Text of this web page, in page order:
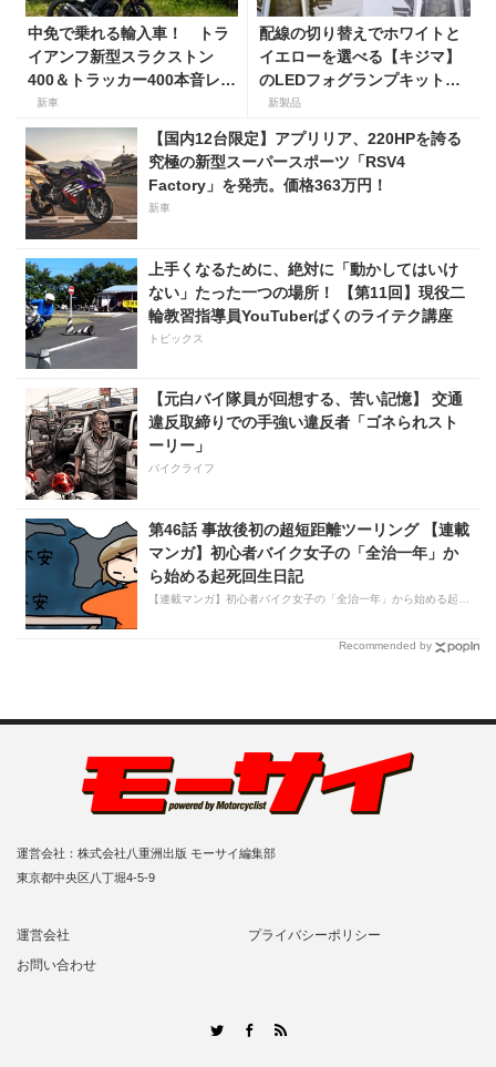
中免で乗れる輸入車！ トラ
イアンフ新型スラクストン
400＆トラッカー400本音レビ
ュー【身長154cmの足着き
は？】
新車
配線の切り替えでホワイトと
イエローを選べる【キジマ】
のLEDフォグランプキットに
ホンダ ダックス／グロム用が
登場
新製品
【国内12台限定】アプリリア、220HPを誇る
究極の新型スーパースポーツ「RSV4
Factory」を発売。価格363万円！
新車
上手くなるために、絶対に「動かしてはいけ
ない」たった一つの場所！ 【第11回】現役二
輪教習指導員YouTuberばくのライテク講座
トピックス
【元白バイ隊員が回想する、苦い記憶】 交通
違反取締りでの手強い違反者「ゴネられスト
ーリー」
バイクライフ
第46話 事故後初の超短距離ツーリング 【連載
マンガ】初心者バイク女子の「全治一年」か
ら始める起死回生日記
Recommended by
運営会社：株式会社八重洲出版 モーサイ編集部
東京都中央区八丁堀4-5-9
運営会社
プライバシーポリシー
お問い合わせ
TwitterFacebook